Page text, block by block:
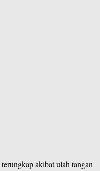
terungkap akibat ulah tangan